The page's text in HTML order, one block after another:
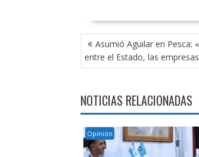
NAVEGACIÓN
DE
ENTRADAS
Asumió Aguilar en Pesca:
entre el Estado, las
NOTICIAS RELACIONADAS
Opinión